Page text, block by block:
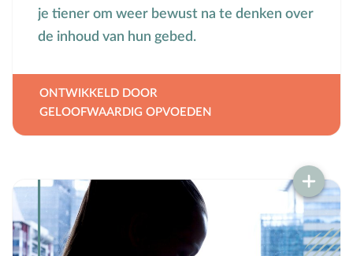
je tiener om weer bewust na te denken over
de inhoud van hun gebed.
ONTWIKKELD DOOR
GELOOFWAARDIG OPVOEDEN